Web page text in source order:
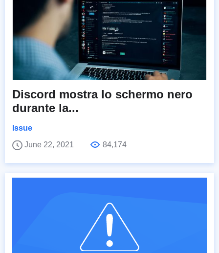
Discord mostra lo schermo nero
durante la...
Issue
June 22, 2021
84,174